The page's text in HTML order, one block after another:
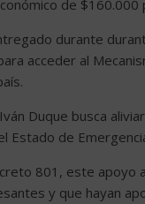
de $160.000
durante
acceder al
Duque busca
Estado de
801, este apoyo
y que hayan